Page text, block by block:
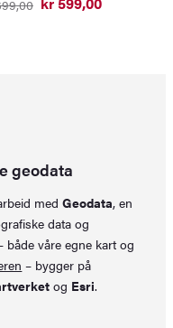
geodata
medGeodata, en
data og
både våre egne kart og
– bygger på
og Esri.